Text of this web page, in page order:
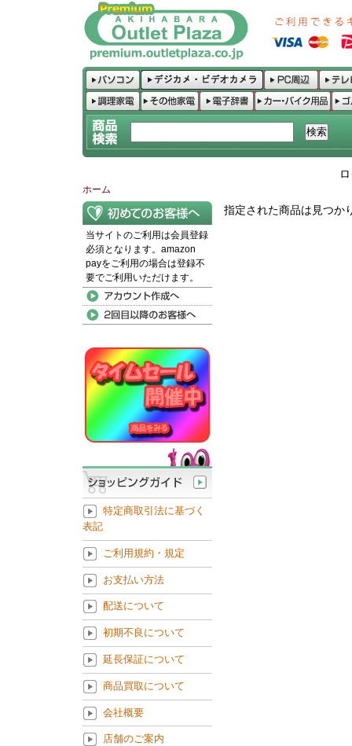
ホーム
指定された商品は見つか
当サイトのご利用は会員登録
必須となります。amazon
payをご利用の場合は登録不
要でご利用いただけます。
特定商取引法に基づく
表記
ご利用規約・規定
お支払い方法
配送について
初期不良について
延長保証について
商品買取について
会社概要
店舗のご案内